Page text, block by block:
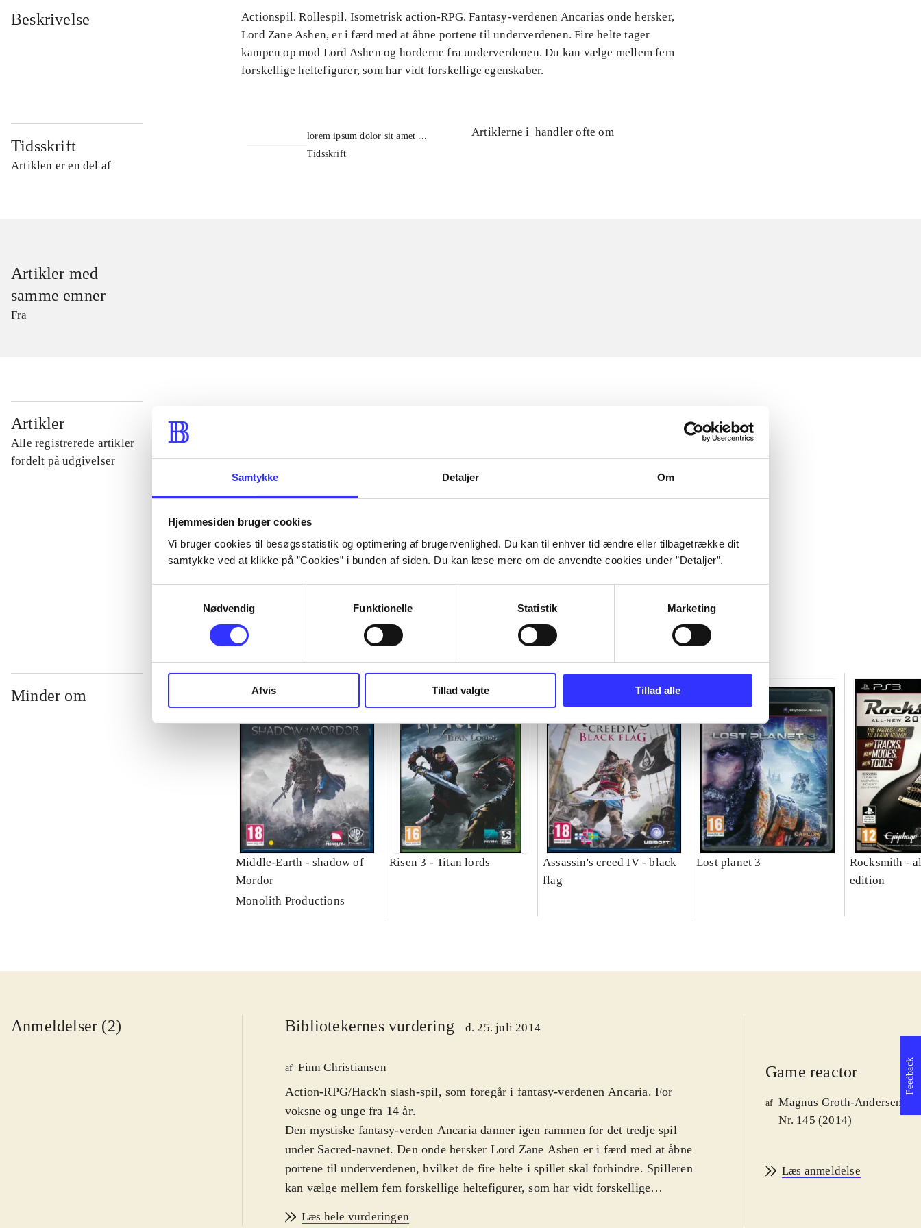
Samtykke Detaljer Om
Hjemmesiden bruger cookies
Vi bruger cookies til besøgsstatistik og optimering af brugervenlighed. Du kan til enhver tid ændre eller tilbagetrække dit
samtykke ved at klikke på ”Cookies” i bunden af siden. Du kan læse mere om de anvendte cookies under ”Detaljer”.
Nødvendig
Funktionelle Statistik Marketing
Afvis Tillad valgte Tillad alle
Beskrivelse
Actionspil. Rollespil. Isometrisk action-RPG. Fantasy-verdenen Ancarias onde hersker,
Lord Zane Ashen, er i færd med at åbne portene til underverdenen. Fire helte tager
kampen op mod Lord Ashen og horderne fra underverdenen. Du kan vælge mellem fem
forskellige heltefigurer, som har vidt forskellige egenskaber.
Tidsskrift
Artiklen er en del af
lorem ipsum dolor sit amet ...
Tidsskrift
Artiklerne i handler ofte om
Artikler med
samme emner
Fra
Artikler
Alle registrerede artikler
fordelt på udgivelser
...
...
Minder om
Middle-Earth - shadow of
Mordor
Monolith Productions
Risen 3 - Titan lords
Assassin's creed IV - black
flag
Lost planet 3
Rocksmith -
edition
Anmeldelser (2) Bibliotekernes vurdering d. 25. juli 2014
af Finn Christiansen
Action-RPG/Hack'n slash-spil, som foregår i fantasy-verdenen Ancaria. For
voksne og unge fra 14 år.
Den mystiske fantasy-verden Ancaria danner igen rammen for det tredje spil
under Sacred-navnet. Den onde hersker Lord Zane Ashen er i færd med at åbne
portene til underverdenen, hvilket de fire helte i spillet skal forhindre. Spilleren
kan vælge mellem fem forskellige heltefigurer, som har vidt forskellige
Læs hele vurderingen
Game reactor
af Magnus Groth-Andersen
Nr. 145 (2014)
Læs anmeldelse
Feedback